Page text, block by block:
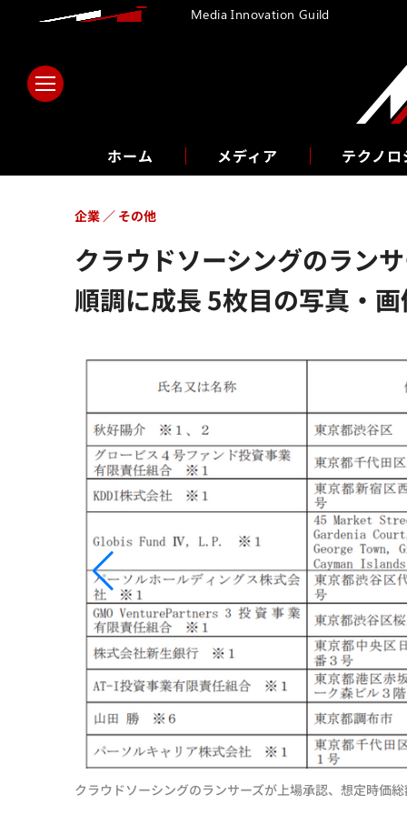
ホーム メディア テクノロ
クラウドソーシングのラン
順調に成長 5枚目の写真・
企業 その他
クラウドソーシングのランサーズが上場承認、想定時価
Media Innovation Guild